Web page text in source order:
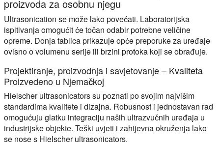
proizvoda za osobnu njegu
Ultrasonication se može lako povećati. Laboratorijska
ispitivanja omogućit će točan odabir potrebne veličine
opreme. Donja tablica prikazuje opće preporuke za uređaje
ovisno o volumenu serije ili brzini protoka koji se obrađuje.
Projektiranje, proizvodnja i savjetovanje – Kvaliteta
Proizvedeno u Njemačkoj
Hielscher ultrasonicators su poznati po svojim najvišim
standardima kvalitete i dizajna. Robusnost i jednostavan rad
omogućuju glatku integraciju naših ultrazvučnih uređaja u
industrijske objekte. Teški uvjeti i zahtjevna okruženja lako
se nose s Hielscher ultrasonicators.